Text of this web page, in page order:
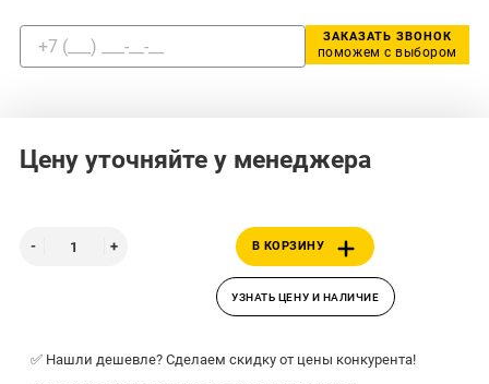
ЗАКАЗАТЬ ЗВОНОК
поможем с выбором
Цену уточняйте у менеджера
В КОРЗИНУ
УЗНАТЬ ЦЕНУ И НАЛИЧИЕ
✅ Нашли дешевле? Сделаем скидку от цены конкурента!